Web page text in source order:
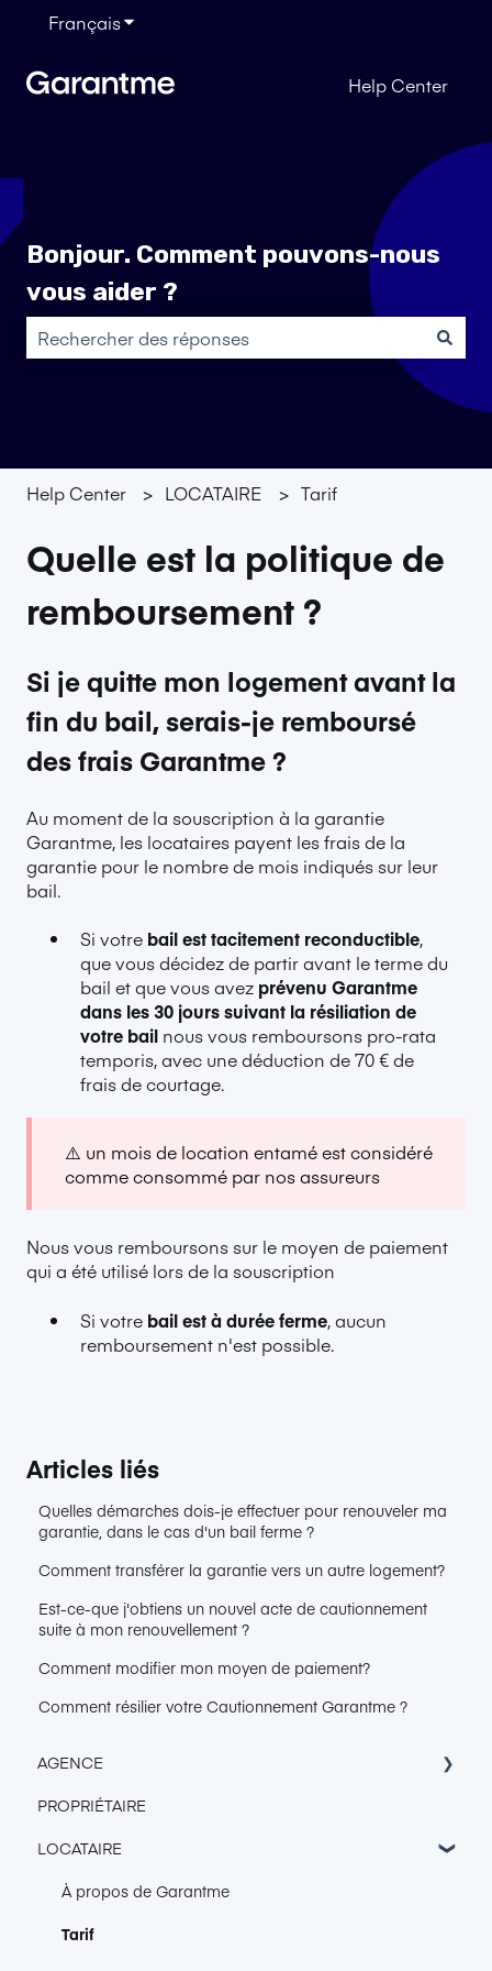
FrançaisAfficher le sous-menu pour les traductions
Help Center
Bonjour. Comment pouvons-nous
vous aider ?
Il n'y a aucune suggestion car le champ de recherche
Help Center LOCATAIRE Tarif
Quelle est la politique de
remboursement ?
Si je quitte mon logement avant la
fin du bail, serais-je remboursé
des frais Garantme ?
Au moment de la souscription à la garantie
Garantme, les locataires payent les frais de la
garantie pour le nombre de mois indiqués sur leur
bail.
Si votre bail est tacitement reconductible,
que vous décidez de partir avant le terme du
bail et que vous avez prévenu Garantme
dans les 30 jours suivant la résiliation de
votre bail nous vous remboursons pro-rata
temporis, avec une déduction de 70 € de
frais de courtage.
⚠️ un mois de location entamé est considéré
comme consommé par nos assureurs
Nous vous remboursons sur le moyen de paiement
qui a été utilisé lors de la souscription
Si votre bail est à durée ferme, aucun
remboursement n'est possible.
Articles liés
Quelles démarches dois-je effectuer pour renouveler ma
garantie, dans le cas d'un bail ferme ?
Comment transférer la garantie vers un autre logement?
Est-ce-que j'obtiens un nouvel acte de cautionnement
suite à mon renouvellement ?
Comment modifier mon moyen de paiement?
Comment résilier votre Cautionnement Garantme ?
AGENCE
Accès Console Garantme
Intégration & Export
Connexion de boîte mail
CRM
PROPRIÉTAIRE
LOCATAIRE
À propos de Garantme
Tarif